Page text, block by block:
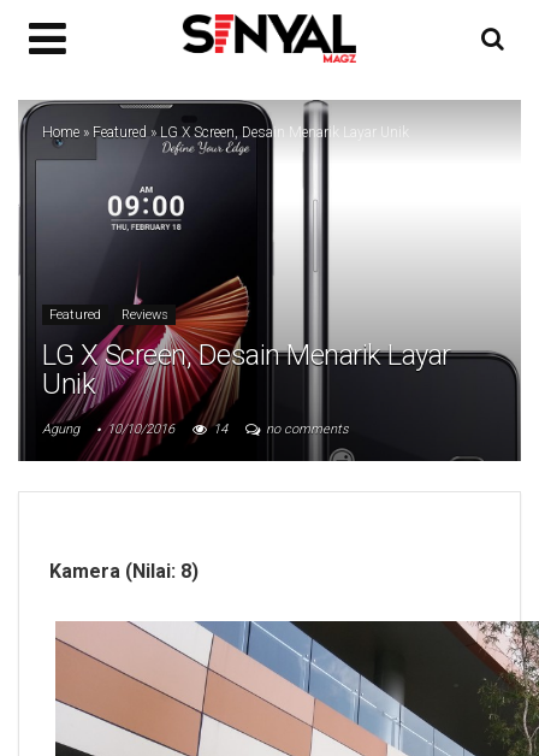
Home » Featured»LG X Screen, Desain Menarik Layar Unik
Featured Reviews
LG X Screen, Desain Menarik Layar
Unik
Agung 10/10/2016 14 no comments
Kamera (Nilai: 8)